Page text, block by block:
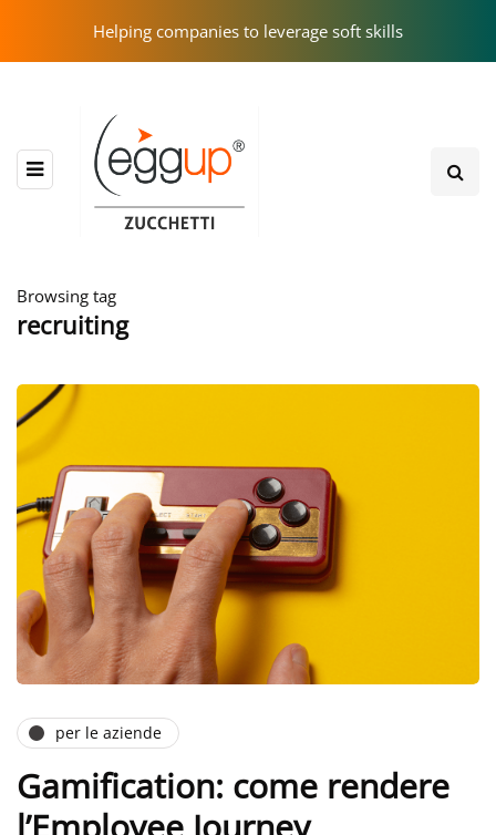
Helping companies to leverage soft skills
Browsing tag
recruiting
per le aziende
Gamification: come rendere